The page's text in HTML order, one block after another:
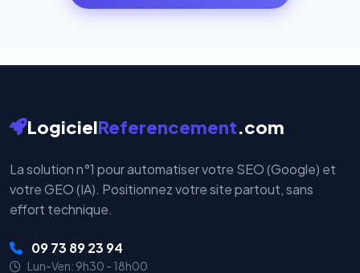
par nos serveurs — elles sont gérées directement et
LogicielReferencement.com
La solution n°1 pour automatiser votre SEO (Google) et
votre GEO (IA). Positionnez votre site partout, sans
effort technique.
09 73 89 23 94
Lun-Ven: 9h30 - 18h00